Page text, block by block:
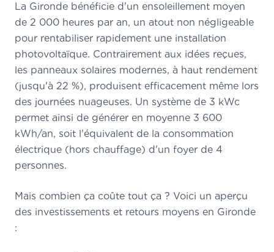
La Gironde bénéficie d'un ensoleillement moyen
de 2 000 heures par an, un atout non négligeable
pour rentabiliser rapidement une installation
photovoltaïque. Contrairement aux idées reçues,
les panneaux solaires modernes, à haut rendement
(jusqu'à 22 %), produisent efficacement même lors
des journées nuageuses. Un système de 3 kWc
permet ainsi de générer en moyenne 3 600
kWh/an, soit l'équivalent de la consommation
électrique (hors chauffage) d'un foyer de 4
personnes.
Mais combien ça coûte tout ça ? Voici un aperçu
des investissements et retours moyens en Gironde
: